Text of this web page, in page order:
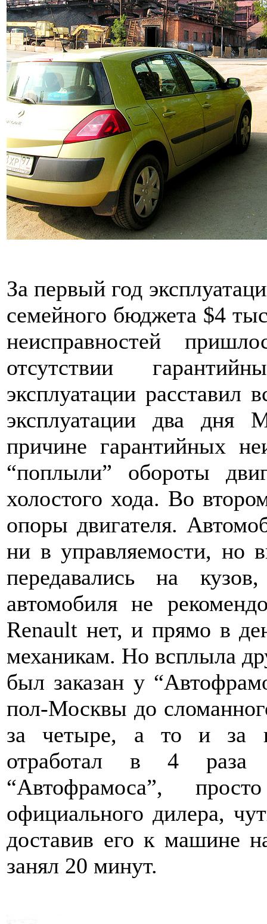
За первый год
семейного бюджета $4
неисправностей
отсутствии
эксплуатации расставил
эксплуатации два дня
причине гарантийных
“поплыли” обороты
холостого хода. Во
опоры двигателя.
ни в управляемости, но
передавались на
автомобиля не
Renault нет, и прямо в
механикам. Но всплыла
был заказан у
пол-Москвы до
за четыре, а то и за
отработал в 4 раза
“Автофрамоса”,
официального дилера,
доставив его к машине
занял 20 минут.